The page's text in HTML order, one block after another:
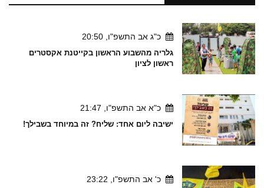
כ"ג אב התשפ"ו, 20:50
גלריה מהשבוע הראשון בקייטנת אקסטרים
ראשון לציון
כ"א אב התשפ"ו, 21:47
ישיבה ליום אחד: שליח? זה במיוחד בשבילך!
כ' אב התשפ"ו, 23:22